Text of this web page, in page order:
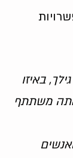
באיזו
משתתף